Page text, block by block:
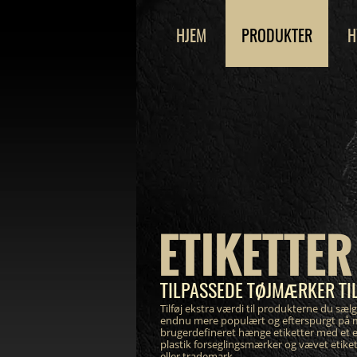
TILPASSEDE TØJMÆRKER
Tilføj ekstra værdi til produkterne du
endnu mere populært og efterspurgt på
brugerdefineret hænge etiketter med et
plastik forseglingsmærker og vævet
HJEM PRODUKTER